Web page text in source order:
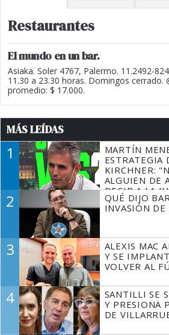
Restaurantes
El mundo en un bar.
Asiaka. Soler 4767, Palermo. 11.2492-
11.30 a 23.30 horas. Domingos cerrado.
promedio: $ 17.000.
MÁS LEÍDAS
1
MARTÍN
ESTRATEGIA
KIRCHNER:
ALGUIEN DE
DECIR A LA
TIENE QUE
2
QUÉ DIJO
INVASIÓN DE
3
ALEXIS MAC
Y SE
VOLVER AL
4
SANTILLI SE
Y PRESIONA
DE